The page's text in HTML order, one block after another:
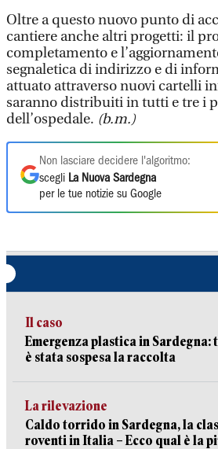
Oltre a questo nuovo punto di
cantiere anche altri progetti: il
completamento e
segnaletica di indirizzo e di
attuato attraverso nuovi cartelli
saranno distribuiti in tutti e tre i
dell’ospedale. (b.m.)
Non lasciare decidere l'algoritmo:
scegli La Nuova Sardegna
per le tue notizie su Google
Il caso
Emergenza plastica in Sardegna:
è stata sospesa la raccolta
La rilevazione
Caldo torrido in Sardegna, la
roventi in Italia – Ecco qual è la